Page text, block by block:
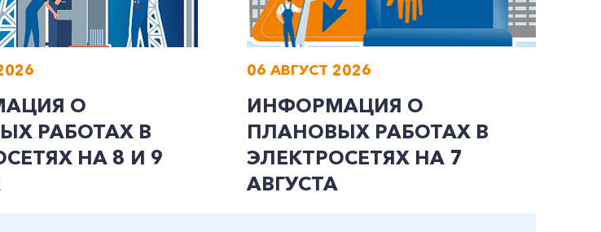
О
РАБОТАХ В
НА 8 И 9
06 АВГУСТ 2026
ИНФОРМАЦИЯ О
ПЛАНОВЫХ РАБОТАХ В
ЭЛЕКТРОСЕТЯХ НА 7
АВГУСТА